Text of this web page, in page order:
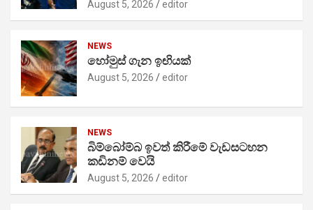
August 5, 2026 editor
NEWS
හෝමුස් ගැන ඉඟියක්
August 5, 2026 editor
NEWS
බිම්බෝම්බ ඉවත් කිරීමේ වැඩසටහන
කඩිනම් වෙයි
August 5, 2026 editor